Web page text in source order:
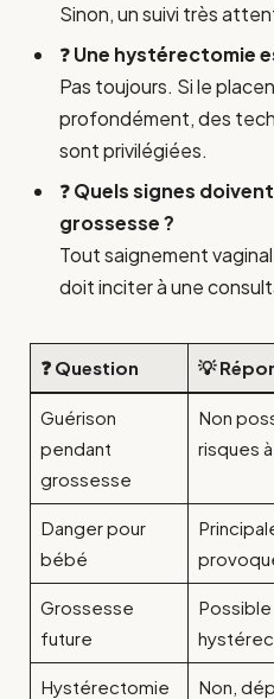
Sinon, un suivi très
❓Une hystérectomie
Pas toujours. Si le
profondément, des
sont privilégiées.
❓Quels signes
grossesse ?
Tout saignement
doit inciter à une
❓ Question 💡
Guérison
pendant
grossesse
Non
risques
Danger pour
bébé
Grossesse
future
Hystérectomie Non,